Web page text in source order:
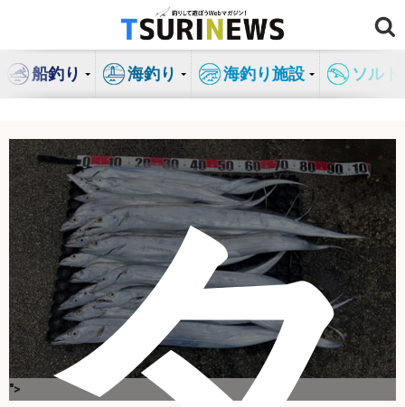
ン
キ
ッ
プ
船釣り 海釣り 海釣り施設 ソル
">